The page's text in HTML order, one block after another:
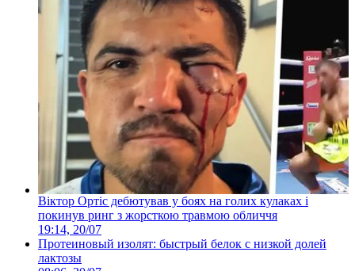
Віктор Ортіс дебютував у боях на голих кулаках і
покинув ринг з жорсткою травмою обличчя
19:14, 20/07
Протеиновый изолят: быстрый белок с низкой долей
лактозы